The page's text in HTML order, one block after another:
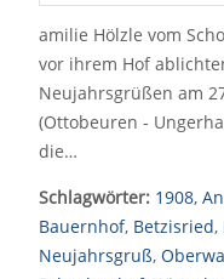
amilie Hölzle vom
vor ihrem Hof
Neujahrsgrüßen am
(Ottobeuren -
die…
Schlagwörter: 1908,
Bauernhof, Betzisried,
Neujahrsgruß,